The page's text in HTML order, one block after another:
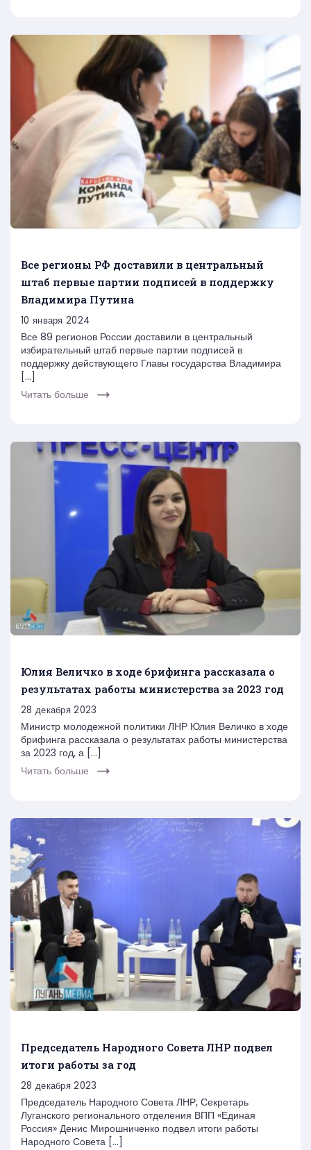
Все регионы РФ доставили в центральный
штаб первые партии подписей в поддержку
Владимира Путина
10 января 2024
Все 89 регионов России доставили в центральный
избирательный штаб первые партии подписей в
поддержку действующего Главы государства Владимира
[…]
Читать больше
Юлия Величко в ходе брифинга рассказала о
результатах работы министерства за 2023 год
28 декабря 2023
Министр молодежной политики ЛНР Юлия Величко в ходе
брифинга рассказала о результатах работы министерства
за 2023 год, а […]
Читать больше
Председатель Народного Совета ЛНР подвел
итоги работы за год
28 декабря 2023
Председатель Народного Совета ЛНР, Секретарь
Луганского регионального отделения ВПП «Единая
Россия» Денис Мирошниченко подвел итоги работы
Народного Совета […]